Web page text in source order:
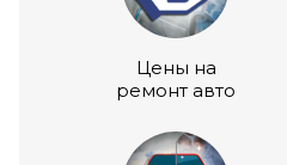
Цены на
ремонт авто